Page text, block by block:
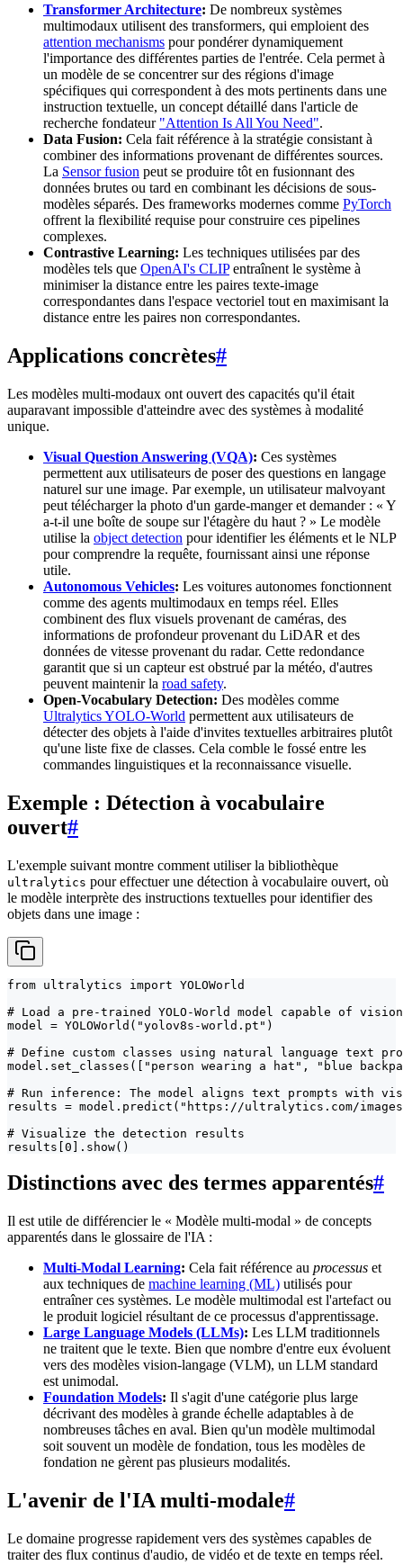
Transformer Architecture: De nombreux systèmes
multimodaux utilisent des transformers, qui emploient des
attention mechanisms pour pondérer dynamiquement
l'importance des différentes parties de l'entrée. Cela permet à
un modèle de se concentrer sur des régions d'image
spécifiques qui correspondent à des mots pertinents dans une
instruction textuelle, un concept détaillé dans l'article de
recherche fondateur "Attention Is All You Need".
Data Fusion: Cela fait référence à la stratégie consistant à
combiner des informations provenant de différentes sources.
La Sensor fusion peut se produire tôt en fusionnant des
données brutes ou tard en combinant les décisions de sous-
modèles séparés. Des frameworks modernes comme PyTorch
offrent la flexibilité requise pour construire ces pipelines
complexes.
Contrastive Learning: Les techniques utilisées par des
modèles tels que OpenAI's CLIPentraînent le système à
minimiser la distance entre les paires texte-image
correspondantes dans l'espace vectoriel tout en maximisant la
distance entre les paires non correspondantes.
Applications concrètes#
Les modèles multi-modaux ont ouvert des capacités qu'il était
auparavant impossible d'atteindre avec des systèmes à modalité
unique.
Visual Question Answering (VQA): Ces systèmes
permettent aux utilisateurs de poser des questions en langage
naturel sur une image. Par exemple, un utilisateur malvoyant
peut télécharger la photo d'un garde-manger et demander : « Y
a-t-il une boîte de soupe sur l'étagère du haut ? » Le modèle
utilise la object detection pour identifier les éléments et le NLP
pour comprendre la requête, fournissant ainsi une réponse
utile.
Autonomous Vehicles: Les voitures autonomes fonctionnent
comme des agents multimodaux en temps réel. Elles
combinent des flux visuels provenant de caméras, des
informations de profondeur provenant du LiDAR et des
données de vitesse provenant du radar. Cette redondance
garantit que si un capteur est obstrué par la météo, d'autres
peuvent maintenir la road safety.
Open-Vocabulary Detection: Des modèles comme
Ultralytics YOLO-World permettent aux utilisateurs de
détecter des objets à l'aide d'invites textuelles arbitraires plutôt
qu'une liste fixe de classes. Cela comble le fossé entre les
commandes linguistiques et la reconnaissance visuelle.
Exemple : Détection à vocabulaire
ouvert#
L'exemple suivant montre comment utiliser la bibliothèque
ultralytics pour effectuer une détection à vocabulaire ouvert, où
le modèle interprète des instructions textuelles pour identifier des
objets dans une image :
from ultralytics import YOLOWorld
# Load a pre-trained YOLO-World model capable of
model = YOLOWorld("yolov8s-world.pt")
# Define custom classes using natural language text
model.set_classes(["person wearing a hat", "blue
# Run inference: The model aligns text prompts with
results = model.predict("https://ultralytics.com/
# Visualize the detection results
results[0].show()
Distinctions avec des termes apparentés#
Il est utile de différencier le « Modèle multi-modal » de concepts
apparentés dans le glossaire de l'IA :
Multi-Modal Learning: Cela fait référence au processus et
aux techniques de machine learning (ML) utilisés pour
entraîner ces systèmes. Le modèle multimodal est l'artefact ou
le produit logiciel résultant de ce processus d'apprentissage.
Large Language Models (LLMs): Les LLM traditionnels
ne traitent que le texte. Bien que nombre d'entre eux évoluent
vers des modèles vision-langage (VLM), un LLM standard
est unimodal.
Foundation Models: Il s'agit d'une catégorie plus large
décrivant des modèles à grande échelle adaptables à de
nombreuses tâches en aval. Bien qu'un modèle multimodal
soit souvent un modèle de fondation, tous les modèles de
fondation ne gèrent pas plusieurs modalités.
L'avenir de l'IA multi-modale#
Le domaine progresse rapidement vers des systèmes capables de
traiter des flux continus d'audio, de vidéo et de texte en temps réel.